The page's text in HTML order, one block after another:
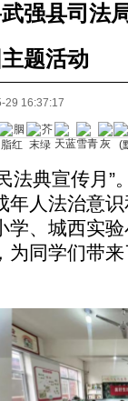
强县司法
题活动
29 16:37:17
典宣传月”
年人法治意
学、城西实
为同学们带